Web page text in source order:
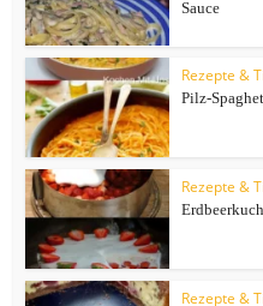
Sauce
Rezepte &
Pilz-
Rezepte &
Rezepte &